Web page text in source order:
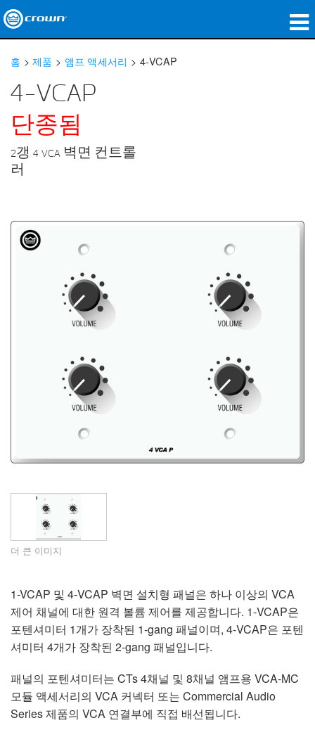
응용 분야
네트워크 오디오
구매처
사례 연구
교육
홈 >제품 > 앰프 액세서리 > 4-VCAP
4-VCAP
단종됨
2갱 4 VCA 벽면 컨트롤
러
더 큰 이미지
1-VCAP 및 4-VCAP 벽면 설치형 패널은 하나 이상의 VCA
제어 채널에 대한 원격 볼륨 제어를 제공합니다. 1-VCAP은
포텐셔미터 1개가 장착된 1-gang 패널이며, 4-VCAP은 포텐
셔미터 4개가 장착된 2-gang 패널입니다.
패널의 포텐셔미터는 CTs 4채널 및 8채널 앰프용 VCA-MC
모듈 액세서리의 VCA 커넥터 또는 Commercial Audio
Series 제품의 VCA 연결부에 직접 배선됩니다.